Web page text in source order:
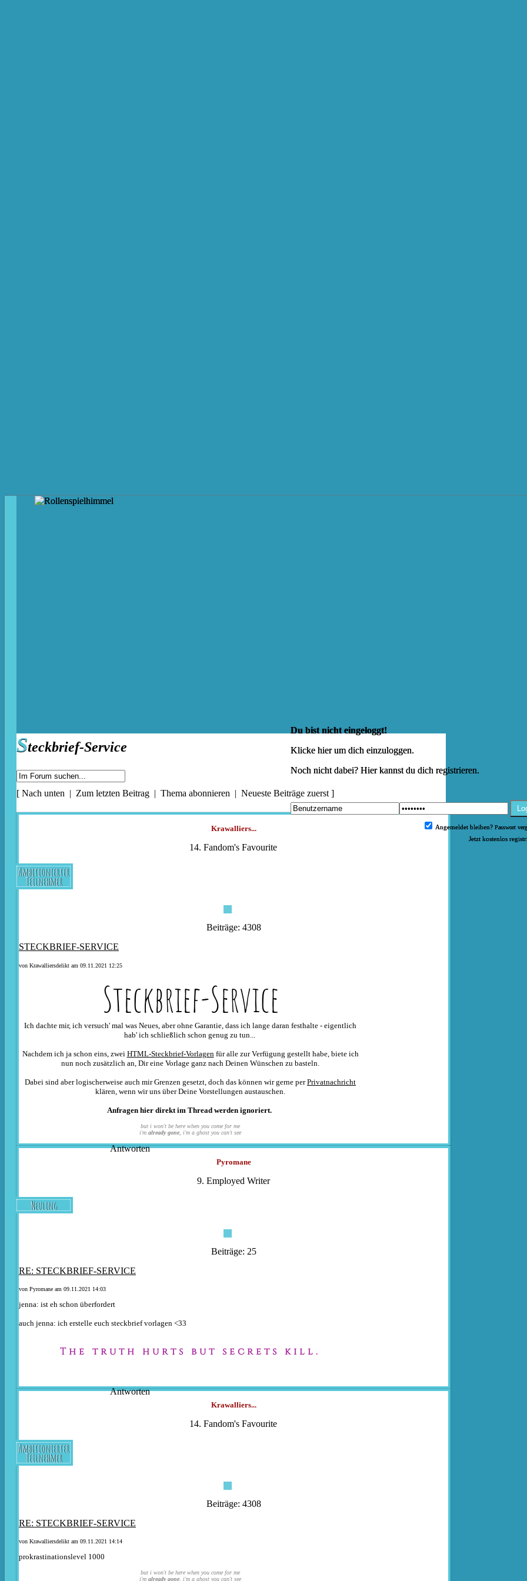
Du bist nicht eingeloggt!
Klicke hier um dich einzuloggen.
Noch nicht dabei? Hier kannst du dich registrieren.
Angemeldet bleiben? Passwort
Jetzt kostenlos
Steckbrief-Service
[ Nach unten | Zum letzten Beitrag | Thema abonnieren | Neueste Beiträge zuerst ]
Krawalliers...
14. Fandom's Favourite
Ambitionierter
Teilnehmer
Beiträge: 4308
STECKBRIEF-SERVICE
von Krawalliersdelikt am 09.11.2021 12:25
Steckbrief-Service
Ich dachte mir, ich versuch' mal was Neues, aber ohne Garantie, dass ich lange daran festhalte - eigentlich
hab' ich schließlich schon genug zu tun...
Nachdem ich ja schon eins, zwei HTML-Steckbrief-Vorlagen für alle zur Verfügung gestellt habe, biete ich
nun noch zusätzlich an, Dir eine Vorlage ganz nach Deinen Wünschen zu basteln.
Dabei sind aber logischerweise auch mir Grenzen gesetzt, doch das können wir gerne perPrivatnachricht
klären, wenn wir uns über Deine Vorstellungen austauschen.
Anfragen hier direkt im Thread werden ignoriert.
but i won't be here when you come for me
i'm already gone , i'm a ghost you can't see
Antworten
Pyromane
9. Employed Writer
Neuling
Beiträge: 25
RE: STECKBRIEF-SERVICE
von Pyromane am 09.11.2021 14:03
jenna: ist eh schon überfordert
auch jenna: ich erstelle euch steckbrief vorlagen <33
The truth hurts but secrets kill.
Antworten
Krawalliers...
14. Fandom's Favourite
Ambitionierter
Teilnehmer
Beiträge: 4308
RE: STECKBRIEF-SERVICE
von Krawalliersdelikt am 09.11.2021 14:14
prokrastinationslevel 1000
but i won't be here when you come for me
i'm already gone , i'm a ghost you can't see